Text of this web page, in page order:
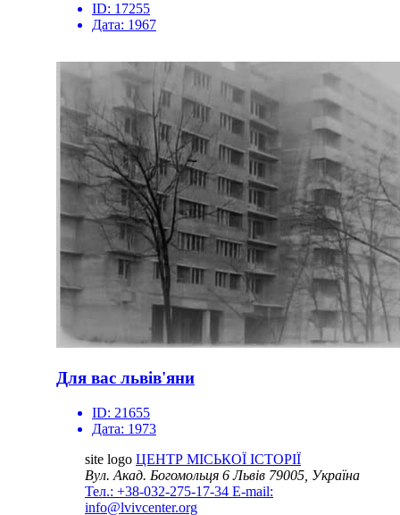
ID: 17255
Дата: 1967
Для вас львів'яни
ID: 21655
Дата: 1973
site logo ЦЕНТР МІСЬКОЇ ІСТОРІЇ
Вул. Акад. Богомольця 6Львів 79005, Україна
Тел.: +38-032-275-17-34 E-mail:
info@lvivcenter.org